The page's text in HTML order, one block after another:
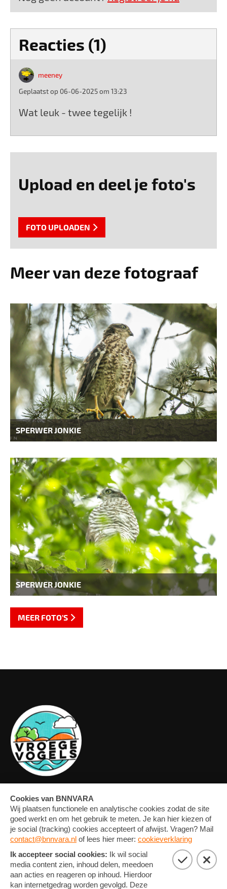
Reacties (1)
meeney
Geplaatst op 06-06-2025 om 13:23
Wat leuk - twee tegelijk !
Upload en deel je foto's
FOTO UPLOADEN
Meer van deze fotograaf
SPERWER JONKIE
SPERWER JONKIE
MEER FOTO'S
OVERZICHT
MEDIA
FOTO'S
CONTACT
PRIVACY EN COOKIE